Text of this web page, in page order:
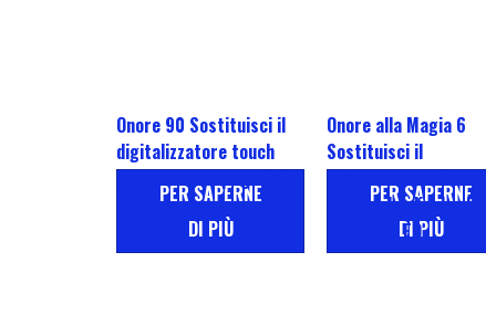
Onore 90 Sostituisci il
digitalizzatore touch
screen del display LCD
intelligente
PER SAPERNE
DI PIÙ
Onore alla Magia 6
Sostituisci il
digitalizzatore touch
screen del display LCD
Lite AMOLED
PER SAPERNE
DI PIÙ